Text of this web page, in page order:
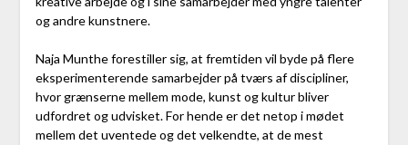
og andre kunstnere.
Naja Munthe forestiller sig, at fremtiden vil byde på flere
eksperimenterende samarbejder på tværs af discipliner,
hvor grænserne mellem mode, kunst og kultur bliver
udfordret og udvisket. For hende er det netop i mødet
mellem det uventede og det velkendte, at de mest